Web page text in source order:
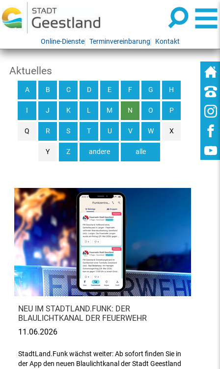
Online-Dienste Terminvereinbarung Kontakt
Aktuelles
alle
A B C D E F G H
I J K L M N O P
Q R S T U V W X
Y Z andere
NEU IM STADTLAND.FUNK: DER
BLAULICHTKANAL DER FEUERWEHR
11.06.2026
StadtLand.Funk wächst weiter: Ab sofort finden Sie in
der App den neuen Blaulichtkanal der Stadt Geestland